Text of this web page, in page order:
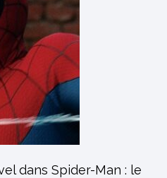
dans Spider-Man : le